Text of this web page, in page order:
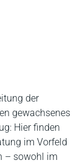
der
gewachsenes
Hier finden
im Vorfeld
– sowohl im